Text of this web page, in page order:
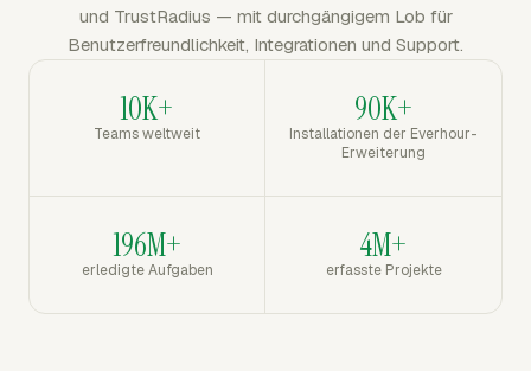
und TrustRadius — mit durchgängigem Lob für
Benutzerfreundlichkeit, Integrationen und Support.
10K+
Teams weltweit
90K+
Installationen der Everhour-
Erweiterung
196M+
erledigte Aufgaben
4M+
erfasste Projekte